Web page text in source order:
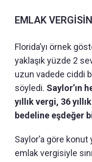
EMLAK
Florida’yı örnek
yaklaşık yüzde 2
uzun vadede ciddi
söyledi. Saylor’ın
yıllık vergi, 36
bedeline eşdeğer
Saylor’a göre konut
emlak vergisiyle